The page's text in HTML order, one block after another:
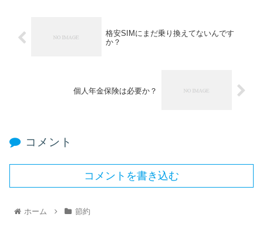
格安SIMにまだ乗り換えてないんです
か？
個人年金保険は必要か？
コメント
コメントを書き込む
ホーム 節約